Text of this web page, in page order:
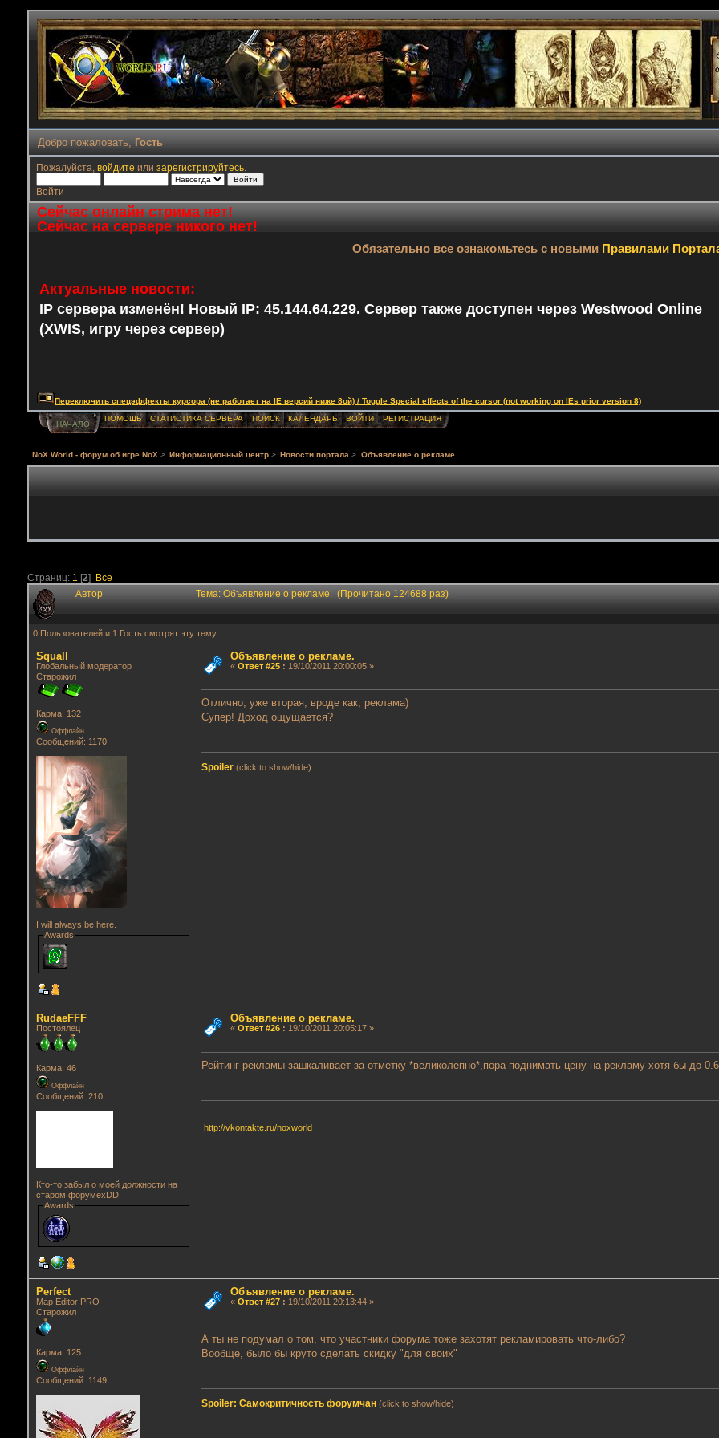
Добро пожаловать, Гость
Пожалуйста, войдите или зарегистрируйтесь.
Войти
Сейчас онлайн стрима нет!
Сейчас на сервере никого нет!
Обязательно все ознакомьтесь с новыми Правилами
Актуальные новости:
IP сервера изменён! Новый IP: 45.144.64.229. Сервер также доступен через Westwood Online
(XWIS, игру через сервер)
Переключить спецэффекты курсора (не работает на IE версий ниже 8ой) / Toggle Special effects of the cursor (not working on IEs prior version 8)
НАЧАЛО
ПОМОЩЬ СТАТИСТИКА СЕРВЕРА ПОИСК КАЛЕНДАРЬ ВОЙТИ РЕГИСТРАЦИЯ
NoX World - форум об игре NoX > Информационный центр > Новости портала > Объявление о рекламе.
Страниц: 1 [2] Все
Автор Тема: Объявление о рекламе. (Прочитано 124688 раз)
0 Пользователей и 1 Гость смотрят эту тему.
Squall
Глобальный модератор
Старожил
Карма: 132
Оффлайн
Сообщений: 1170
I will always be here.
Awards
Объявление о рекламе.
« Ответ #25: 19/10/2011 20:00:05 »
Отлично, уже вторая, вроде как, реклама)
Супер! Доход ощущается?
Spoiler (click to show/hide)
RudaeFFF
Постоялец
Карма: 46
Оффлайн
Сообщений: 210
Кто-то забыл о моей должности на
старом форумеxDD
Awards
Объявление о рекламе.
« Ответ #26: 19/10/2011 20:05:17 »
Рейтинг рекламы зашкаливает за отметку *великолепно*,пора поднимать цену на рекламу хотя бы до
http://vkontakte.ru/noxworld
Perfect
Map Editor PRO
Старожил
Карма: 125
Оффлайн
Сообщений: 1149
Объявление о рекламе.
« Ответ #27: 19/10/2011 20:13:44 »
А ты не подумал о том, что участники форума тоже захотят рекламировать что-либо?
Вообще, было бы круто сделать скидку "для своих"
Spoiler: Самокритичность форумчан (click to show/hide)